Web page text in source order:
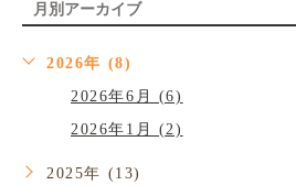
月別アーカイブ
2026年 (8)
2026年6月 (6)
2026年1月 (2)
2025年 (13)